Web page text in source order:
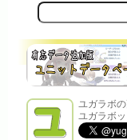
サ
イ
内
検
索:
ユガラボ
ユガラボ